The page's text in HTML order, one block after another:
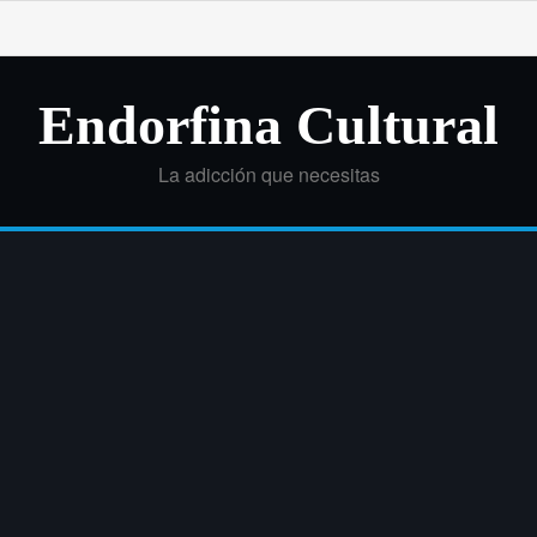
Endorfina Cultural
La adicción que necesitas